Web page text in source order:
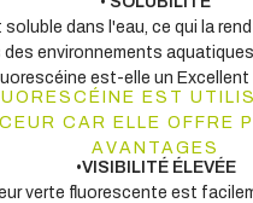
soluble dans l'eau, ce qui la
des environnements
est-elle un Excellent
EST
CAR ELLE OFFRE
AVANTAGES
•VISIBILIT ÉÉLEVÉE
verte fluorescente est